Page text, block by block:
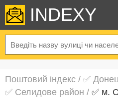
INDEXY
Поштовий індекс / ✅
✅ Селидове район / ✅ м.